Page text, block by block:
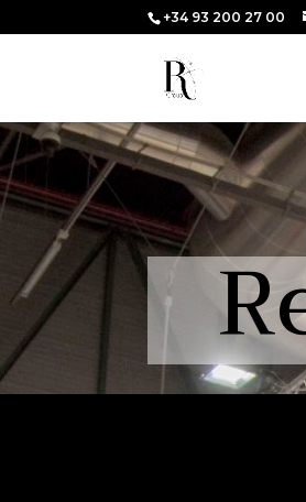
+34 93 200 27 00